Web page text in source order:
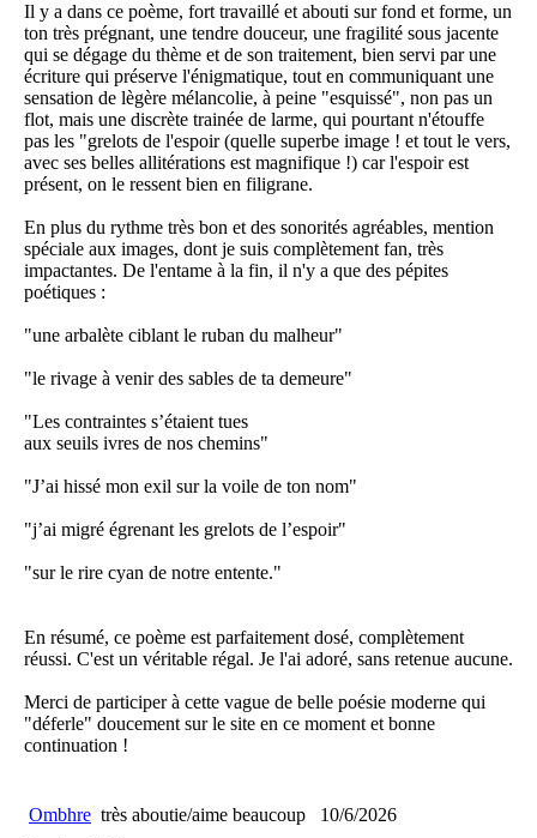
Il y a dans ce poème, fort travaillé et abouti sur fond et forme, un
ton très prégnant, une tendre douceur, une fragilité sous jacente
qui se dégage du thème et de son traitement, bien servi par une
écriture qui préserve l'énigmatique, tout en communiquant une
sensation de lègère mélancolie, à peine "esquissé", non pas un
flot, mais une discrète trainée de larme, qui pourtant n'étouffe
pas les "grelots de l'espoir (quelle superbe image ! et tout le vers,
avec ses belles allitérations est magnifique !) car l'espoir est
présent, on le ressent bien en filigrane.
En plus du rythme très bon et des sonorités agréables, mention
spéciale aux images, dont je suis complètement fan, très
impactantes. De l'entame à la fin, il n'y a que des pépites
poétiques :
"une arbalète ciblant le ruban du malheur"
"le rivage à venir des sables de ta demeure"
"Les contraintes s’étaient tues
aux seuils ivres de nos chemins"
"J’ai hissé mon exil sur la voile de ton nom"
"j’ai migré égrenant les grelots de l’espoir"
"sur le rire cyan de notre entente."
En résumé, ce poème est parfaitement dosé, complètement
réussi. C'est un véritable régal. Je l'ai adoré, sans retenue aucune.
Merci de participer à cette vague de belle poésie moderne qui
"déferle" doucement sur le site en ce moment et bonne
continuation !
Ombhre très aboutie/aime beaucoup
10/6/2026